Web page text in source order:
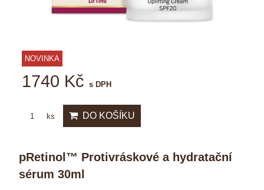
NOVINKA
1740 Kč s DPH
ks DO KOŠÍKU
pRetinol™ Protivráskové a hydratační
sérum 30ml